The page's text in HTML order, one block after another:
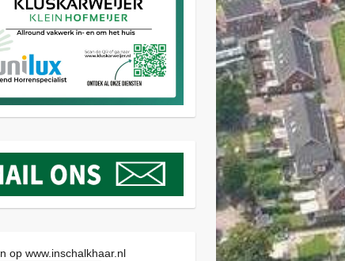
op www.inschalkhaar.nl